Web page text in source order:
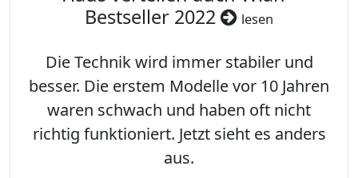
Bestseller 2022
lesen
Die Technik wird immer stabiler und
besser. Die erstem Modelle vor 10 Jahren
waren schwach und haben oft nicht
richtig funktioniert. Jetzt sieht es anders
aus.